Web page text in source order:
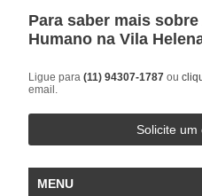
Para saber mais
Humano na Vila
Ligue para(11) 94307-1787ou
email.
Solicite um
MENU